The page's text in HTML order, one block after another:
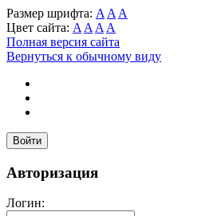
Размер шрифта: A A A
Цвет сайта: A A A A
Полная версия сайта
Вернуться к обычному виду
Войти
Авторизация
Логин: